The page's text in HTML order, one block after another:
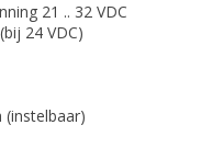
21 .. 32 VDC
24 VDC)
(instelbaar)